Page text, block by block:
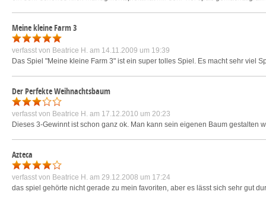
Meine kleine Farm 3
verfasst von Beatrice H. am 14.11.2009 um 19:39
Das Spiel "Meine kleine Farm 3" ist ein super tolles Spiel. Es macht sehr viel
Der Perfekte Weihnachtsbaum
verfasst von Beatrice H. am 17.12.2010 um 20:23
Dieses 3-Gewinnt ist schon ganz ok. Man kann sein eigenen Baum gestalten
Azteca
verfasst von Beatrice H. am 29.12.2008 um 17:24
das spiel gehörte nicht gerade zu mein favoriten, aber es lässt sich sehr gut